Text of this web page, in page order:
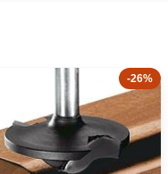
-26%